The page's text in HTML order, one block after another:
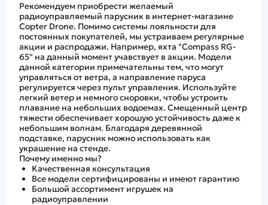
Рекомендуем приобрести желаемый
радиоуправляемый парусник в интернет-магазине
Copter Drone. Помимо системы лояльности для
постоянных покупателей, мы устраиваем регулярные
акции и распродажи. Например, яхта "Compass RG-
65" на данный момент учавствует в акции. Модели
данной категории примечательны тем, что могут
управляться от ветра, а направление паруса
регулируется через пульт управления. Используйте
легкий ветер и немного сноровки, чтобы устроить
плавание на небольших водоемах. Смещенный центр
тяжести обеспечивает хорошую устойчивость даже к
небольшим волнам. Благодаря деревянной
подставке, парусник можно использовать как
украшение на стенде.
Почему именно мы?
Качественная консультация
Все модели сертифицированы и имеют гарантию
Большой ассортимент игрушек на
радиоуправлении